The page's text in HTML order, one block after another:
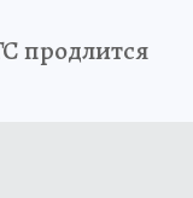
продлится